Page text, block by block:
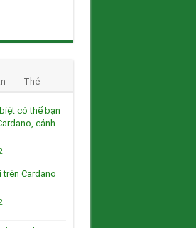
Thẻ
có thể bạn
cảnh
trên Cardano